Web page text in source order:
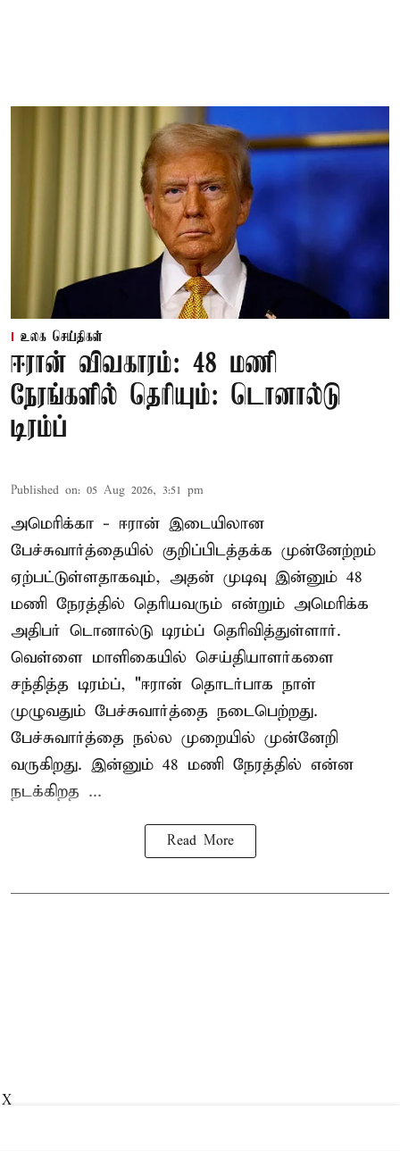
உலக செய்திகள்
ஈரான் விவகாரம்: 48 மணி
நேரங்களில் தெரியும்: டொனால்டு
டிரம்ப்
Published on: 05 Aug 2026, 3:51 pm
அமெரிக்கா - ஈரான் இடையிலான
பேச்சுவார்த்தையில் குறிப்பிடத்தக்க முன்னேற்றம்
ஏற்பட்டுள்ளதாகவும், அதன் முடிவு இன்னும் 48
மணி நேரத்தில் தெரியவரும் என்றும் அமெரிக்க
அதிபர் டொனால்டு டிரம்ப் தெரிவித்துள்ளார்.
வெள்ளை மாளிகையில் செய்தியாளர்களை
சந்தித்த டிரம்ப், "ஈரான் தொடர்பாக நாள்
முழுவதும் பேச்சுவார்த்தை நடைபெற்றது.
பேச்சுவார்த்தை நல்ல முறையில் முன்னேறி
வருகிறது. இன்னும் 48 மணி நேரத்தில் என்ன
நடக்கிறத ...
Read More
X